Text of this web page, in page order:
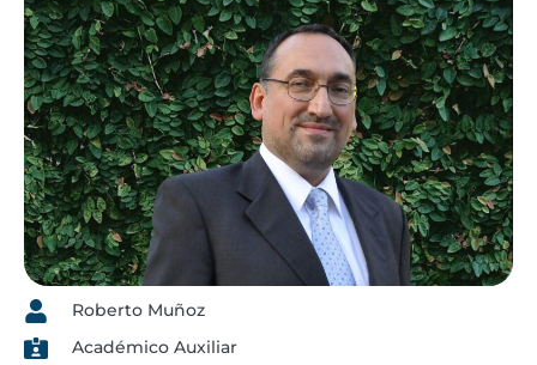
Roberto Muñoz
Académico Auxiliar